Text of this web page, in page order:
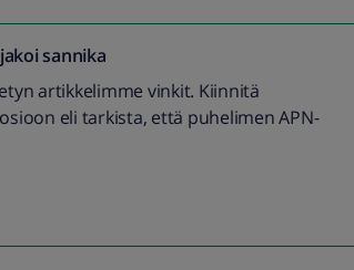
sannika
artikkelimme vinkit. Kiinnitä
eli tarkista, että puhelimen APN-